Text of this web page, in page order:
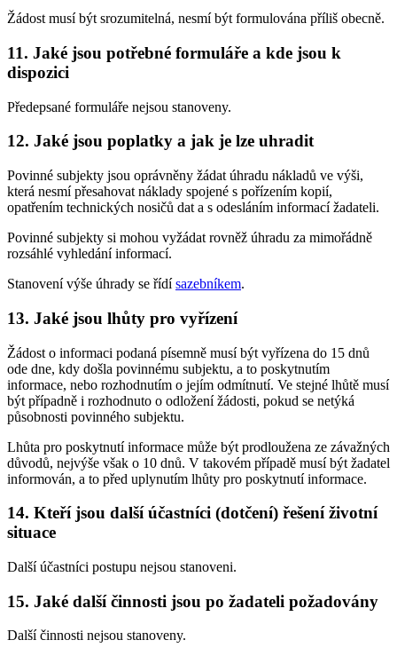
Žádost musí být srozumitelná, nesmí být formulována příliš obecně.
11. Jaké jsou potřebné formuláře a kde jsou k
dispozici
Předepsané formuláře nejsou stanoveny.
12. Jaké jsou poplatky a jak je lze uhradit
Povinné subjekty jsou oprávněny žádat úhradu nákladů ve výši,
která nesmí přesahovat náklady spojené s pořízením kopií,
opatřením technických nosičů dat a s odesláním informací žadateli.
Povinné subjekty si mohou vyžádat rovněž úhradu za mimořádně
rozsáhlé vyhledání informací.
Stanovení výše úhrady se řídísazebníkem.
13. Jaké jsou lhůty pro vyřízení
Žádost o informaci podaná písemně musí být vyřízena do 15 dnů
ode dne, kdy došla povinnému subjektu, a to poskytnutím
informace, nebo rozhodnutím o jejím odmítnutí. Ve stejné lhůtě musí
být případně i rozhodnuto o odložení žádosti, pokud se netýká
působnosti povinného subjektu.
Lhůta pro poskytnutí informace může být prodloužena ze závažných
důvodů, nejvýše však o 10 dnů. V takovém případě musí být žadatel
informován, a to před uplynutím lhůty pro poskytnutí informace.
14. Kteří jsou další účastníci (dotčení) řešení životní
situace
Další účastníci postupu nejsou stanoveni.
15. Jaké další činnosti jsou po žadateli požadovány
Další činnosti nejsou stanoveny.